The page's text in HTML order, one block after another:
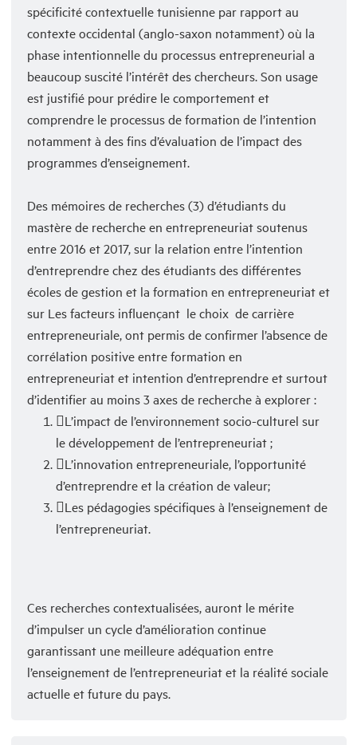
spécificité contextuelle tunisienne par rapport au
contexte occidental (anglo-saxon notamment) où la
phase intentionnelle du processus entrepreneurial a
beaucoup suscité l’intérêt des chercheurs. Son usage
est justifié pour prédire le comportement et
comprendre le processus de formation de l’intention
notamment à des fins d’évaluation de l’impact des
programmes d’enseignement.
Des mémoires de recherches (3) d’étudiants du
mastère de recherche en entrepreneuriat soutenus
entre 2016 et 2017, sur la relation entre l’intention
d’entreprendre chez des étudiants des différentes
écoles de gestion et la formation en entrepreneuriat et
sur Les facteurs influençant le choix de carrière
entrepreneuriale, ont permis de confirmer l’absence de
corrélation positive entre formation en
entrepreneuriat et intention d’entreprendre et surtout
d’identifier au moins 3 axes de recherche à explorer :
L’impact de l’environnement socio-culturel sur
le développement de l’entrepreneuriat ;
L’innovation entrepreneuriale, l’opportunité
d’entreprendre et la création de valeur;
Les pédagogies spécifiques à l’enseignement de
l’entrepreneuriat.
Ces recherches contextualisées, auront le mérite
d’impulser un cycle d’amélioration continue
garantissant une meilleure adéquation entre
l’enseignement de l’entrepreneuriat et la réalité sociale
actuelle et future du pays.